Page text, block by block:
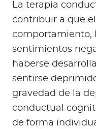
La terapia
contribuir a que
comportamiento,
sentimientos
haberse
sentirse
gravedad de la
conductual
de forma